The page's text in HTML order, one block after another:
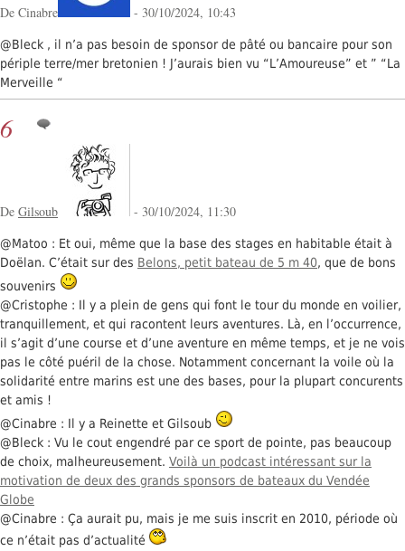
De Cinabre - 30/10/2024, 10:43
@Bleck , il n’a pas besoin de sponsor de pâté ou bancaire pour son
périple terre/mer bretonien ! J’aurais bien vu “L’Amoureuse” et ” “La
Merveille “
6
De Gilsoub - 30/10/2024, 11:30
@Matoo : Et oui, même que la base des stages en habitable était à
Doëlan. C’était sur des Belons, petit bateau de 5 m 40, que de bons
souvenirs
@Cristophe : Il y a plein de gens qui font le tour du monde en voilier,
tranquillement, et qui racontent leurs aventures. Là, en l’occurrence,
il s’agit d’une course et d’une aventure en même temps, et je ne vois
pas le côté puéril de la chose. Notamment concernant la voile où la
solidarité entre marins est une des bases, pour la plupart concurents
et amis !
@Cinabre : Il y a Reinette et Gilsoub
@Bleck : Vu le cout engendré par ce sport de pointe, pas beaucoup
de choix, malheureusement. Voilà un podcast intéressant sur la
motivation de deux des grands sponsors de bateaux du Vendée
Globe
@Cinabre : Ça aurait pu, mais je me suis inscrit en 2010, période où
ce n’était pas d’actualité